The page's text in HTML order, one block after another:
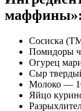
маффины»:
Сосиска
Помидоры
Огурец
Сыр
Молоко —
Яйцо